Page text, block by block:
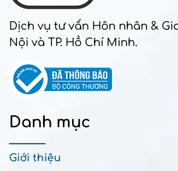
Dịch vụ tư vấn Hôn nhân &
Nội và TP. Hồ Chí Minh.
Danh mục
Giới thiệu